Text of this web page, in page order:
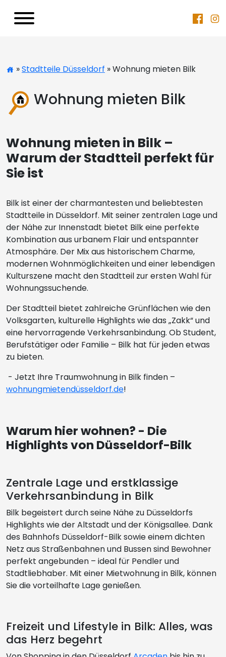
»Stadtteile Düsseldorf » Wohnung mieten Bilk
Wohnung mieten Bilk
Wohnung mieten in Bilk –
Warum der Stadtteil perfekt für
Sie ist
Bilk ist einer der charmantesten und beliebtesten
Stadtteile in Düsseldorf. Mit seiner zentralen Lage und
der Nähe zur Innenstadt bietet Bilk eine perfekte
Kombination aus urbanem Flair und entspannter
Atmosphäre. Der Mix aus historischem Charme,
modernen Wohnmöglichkeiten und einer lebendigen
Kulturszene macht den Stadtteil zur ersten Wahl für
Wohnungssuchende.
Der Stadtteil bietet zahlreiche Grünflächen wie den
Volksgarten, kulturelle Highlights wie das „Zakk“ und
eine hervorragende Verkehrsanbindung. Ob Student,
Berufstätiger oder Familie – Bilk hat für jeden etwas
zu bieten.
- Jetzt Ihre Traumwohnung in Bilk finden –
wohnungmietendüsseldorf.de!
Warum hier wohnen? - Die
Highlights von Düsseldorf-Bilk
Zentrale Lage und erstklassige
Verkehrsanbindung in Bilk
Bilk begeistert durch seine Nähe zu Düsseldorfs
Highlights wie der Altstadt und der Königsallee. Dank
des Bahnhofs Düsseldorf-Bilk sowie einem dichten
Netz aus Straßenbahnen und Bussen sind Bewohner
perfekt angebunden – ideal für Pendler und
Stadtliebhaber. Mit einer Mietwohnung in Bilk, können
Sie die vorteilhafte Lage genießen.
Freizeit und Lifestyle in Bilk: Alles, was
das Herz begehrt